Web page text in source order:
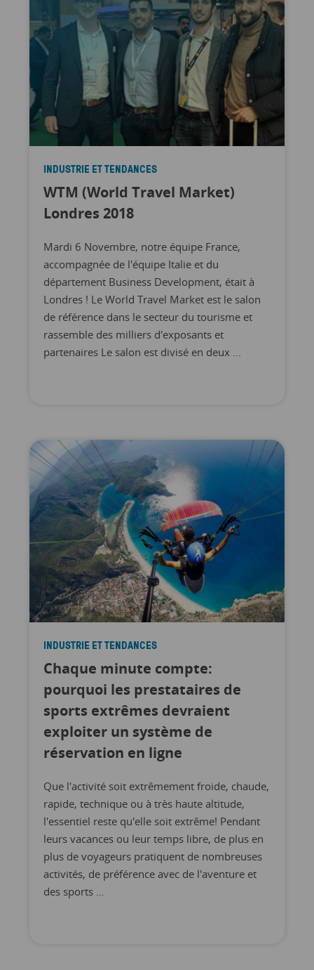
INDUSTRIE ET TENDANCES
WTM (World Travel Market)
Londres 2018
Mardi 6 Novembre, notre équipe France,
accompagnée de l'équipe Italie et du
département Business Development, était à
Londres ! Le World Travel Market est le salon
de référence dans le secteur du tourisme et
rassemble des milliers d'exposants et
partenaires Le salon est divisé en deux ...
INDUSTRIE ET TENDANCES
Chaque minute compte:
pourquoi les prestataires de
sports extrêmes devraient
exploiter un système de
réservation en ligne
Que l'activité soit extrêmement froide, chaude,
rapide, technique ou à très haute altitude,
l'essentiel reste qu'elle soit extrême! Pendant
leurs vacances ou leur temps libre, de plus en
plus de voyageurs pratiquent de nombreuses
activités, de préférence avec de l'aventure et
des sports ...